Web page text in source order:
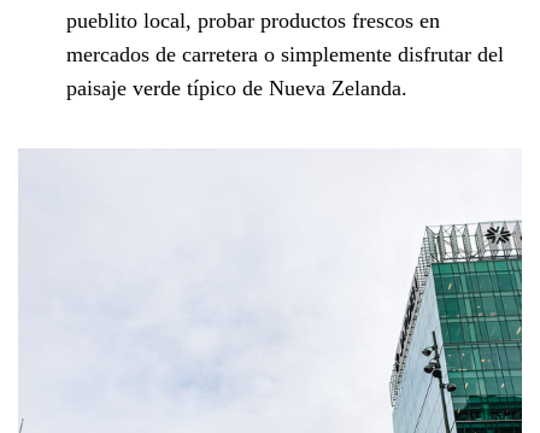
pueblito local, probar productos frescos en
mercados de carretera o simplemente disfrutar del
paisaje verde típico de Nueva Zelanda.